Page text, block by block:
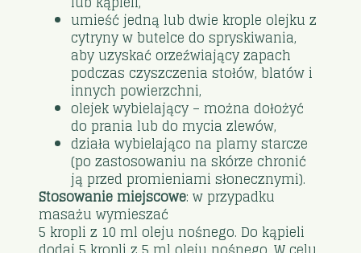
umieść jedną lub dwie krople olejku z
cytryny w butelce do spryskiwania,
aby uzyskać orzeźwiający zapach
podczas czyszczenia stołów, blatów i
innych powierzchni,
olejek wybielający – można dołożyć
do prania lub do mycia zlewów,
działa wybielająco na plamy starcze
(po zastosowaniu na skórze chronić
ją przed promieniami słonecznymi).
Stosowanie miejscowe: w przypadku
masażu wymieszać
5 kropli z 10 ml oleju nośnego. Do kąpieli